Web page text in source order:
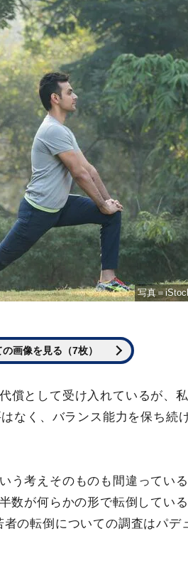
写真＝
画像を見る（7枚）
償として受け入れているが、
なく、バランス能力を保ち続
う考えそのものも間違ってい
数が何らかの形で転倒してい
の転倒についての調査はパデ